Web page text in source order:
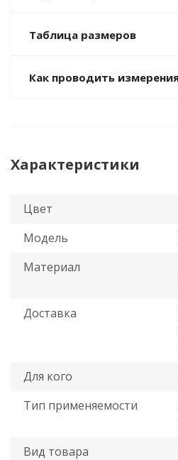
Таблица размеров
Как проводить
Характеристики
Цвет
Модель
Материал
Доставка
Для кого
Тип применяемости
Вид товара